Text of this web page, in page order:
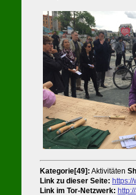
Kategorie[49]: Aktivitäten
Link zu dieser Seite:
Link im Tor-Netzwerk: